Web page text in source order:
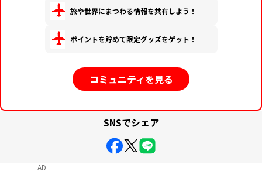
旅や世界にまつわる情報を共有しよう！
ポイントを貯めて限定グッズをゲット！
コミュニティを見る
SNSでシェア
AD